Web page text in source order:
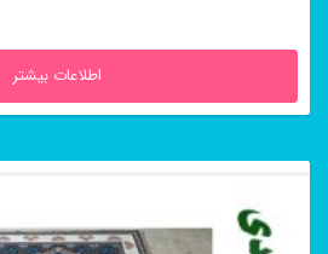
اطلاعات بیشتر